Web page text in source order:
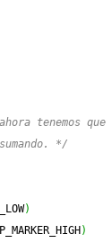
tenemos
*/
)
)